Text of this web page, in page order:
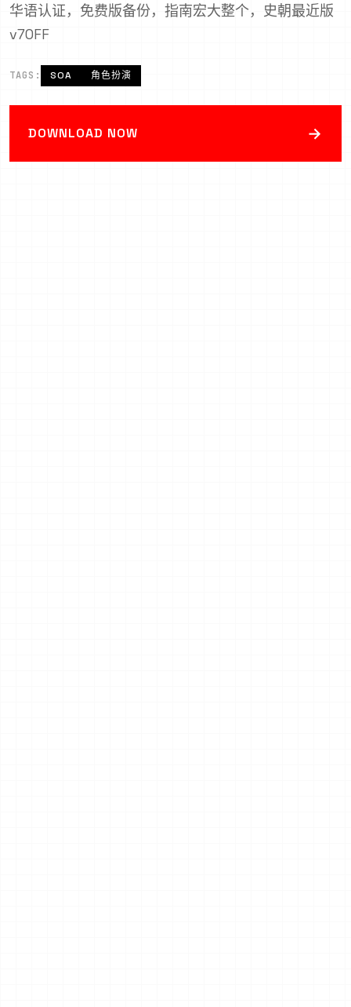
华语认证，免费版备份，指南宏大整个，史朝最近版
v70FF
TAGS: SOA 角色扮演
DOWNLOAD NOW →